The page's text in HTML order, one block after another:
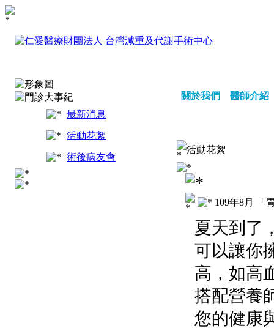
最新消息
活動花絮
術後病友會
關於我們 醫師介紹
活動花絮
109年8月 「
夏天到了
可以讓你
高，如高
搭配營養
您的健康